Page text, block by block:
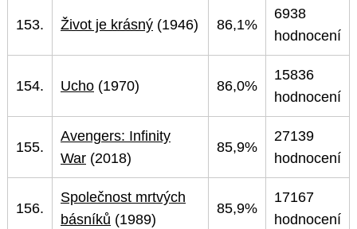
153. Život je krásný (1946) 86,1%
6938
hodnocení
154. Ucho (1970) 86,0%
15836
hodnocení
155.
Avengers: Infinity
War (2018)
85,9%
27139
hodnocení
156.
Společnost mrtvých
básníků (1989)
85,9%
17167
hodnocení